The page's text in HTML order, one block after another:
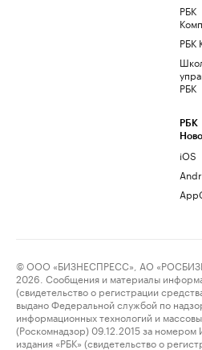
РБК
РБК
РБК
РБК
iOS
© ООО «БИЗНЕСПРЕСС», АО
2026. Сообщения и материалы
(свидетельство о регистрации
выдано Федеральной службой по
информационных технологий и
(Роскомнадзор) 09.12.2015 за
издания «РБК» (свидетельство о